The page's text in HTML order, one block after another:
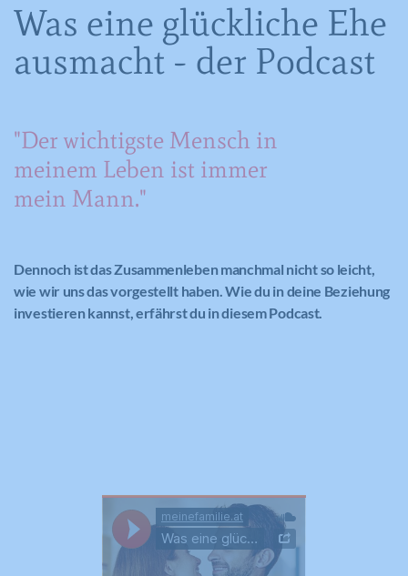
Was eine glückliche Ehe
ausmacht - der Podcast
"Der wichtigste Mensch in
meinem Leben ist immer
mein Mann."
Dennoch ist das Zusammenleben manchmal nicht so leicht,
wie wir uns das vorgestellt haben. Wie du in deine Beziehung
investieren kannst, erfährst du in diesem Podcast.